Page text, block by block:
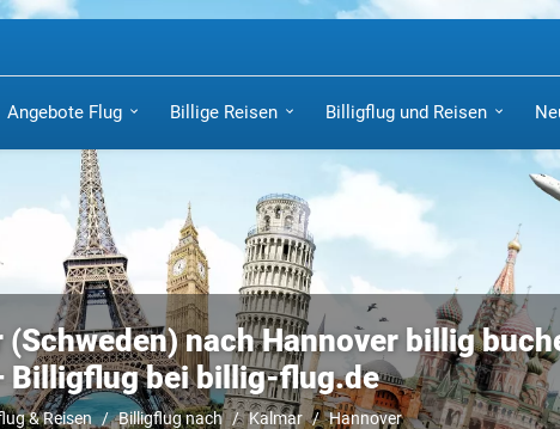
Angebote Flug Billige Reisen Billigflug und Reisen
(Schweden) nach Hannover billig
Billigflug bei billig-flug.de
& Reisen Billigflug nach Kalmar Hannover